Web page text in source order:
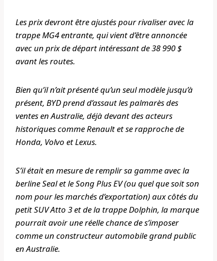
Les prix devront être ajustés pour rivaliser avec la
trappe MG4 entrante, qui vient d’être annoncée
avec un prix de départ intéressant de 38 990 $
avant les routes.
Bien qu’il n’ait présenté qu’un seul modèle jusqu’à
présent, BYD prend d’assaut les palmarès des
ventes en Australie, déjà devant des acteurs
historiques comme Renault et se rapproche de
Honda, Volvo et Lexus.
S’il était en mesure de remplir sa gamme avec la
berline Seal et le Song Plus EV (ou quel que soit son
nom pour les marchés d’exportation) aux côtés du
petit SUV Atto 3 et de la trappe Dolphin, la marque
pourrait avoir une réelle chance de s’imposer
comme un constructeur automobile grand public
en Australie.